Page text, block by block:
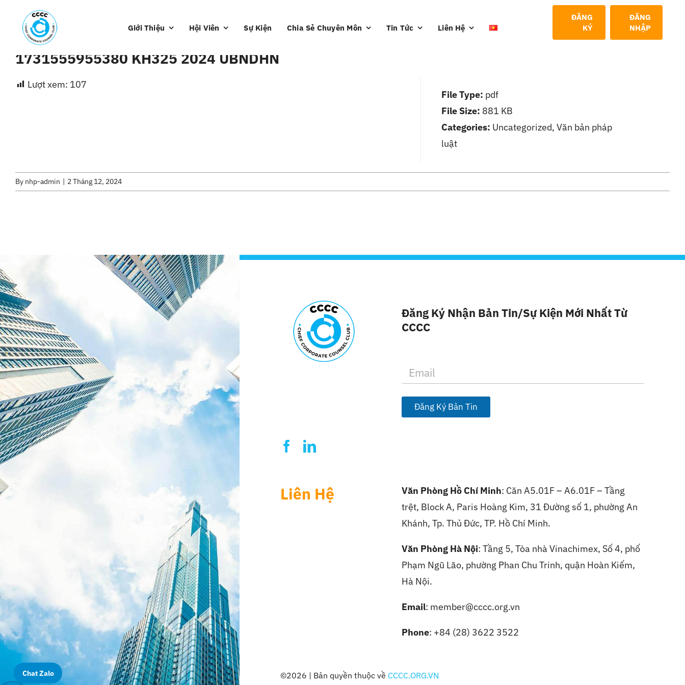
content
Giới Thiệu Hội Viên Sự Kiện Chia Sẻ Chuyên Môn Tin Tức Liên Hệ
ĐĂNG
KÝ
ĐĂNG
NHẬP
1731555955380 KH325 2024 UBNDHN
Lượt xem: 107
File Type: pdf
File Size: 881 KB
Categories: Uncategorized, Văn bản pháp
luật
By nhp-admin | 2 Tháng 12, 2024
Đăng Ký Nhận Bản Tin/sự Kiện Mới Nhất Từ
CCCC
a
i
*
Đăng Ký Bản Tin
Liên Hệ Văn Phòng Hồ Chí Minh: Căn A5.01F – A6.01F – Tầng
trệt, Block A, Paris Hoàng Kim, 31 Đường số 1, phường An
Khánh, Tp. Thủ Đức, TP. Hồ Chí Minh.
Văn Phòng Hà Nội:Tầng 5, Tòa nhà Vinachimex, Số 4, phố
Phạm Ngũ Lão, phường Phan Chu Trinh, quận Hoàn Kiếm,
Hà Nội.
Email: member@cccc.org.vn
Phone: +84 (28) 3622 3522
©2026 | Bản quyền thuộc về CCCC.ORG.VN
Chat Zalo